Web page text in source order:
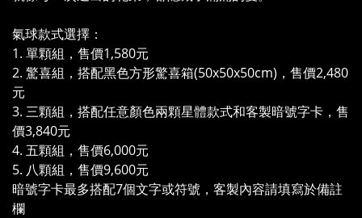
氣球款式選擇：
1. 單顆組，售價1,580元
2. 驚喜組，搭配黑色方形驚喜箱(50x50x50cm)，售價2,480
元
3. 三顆組，搭配任意顏色兩顆星體款式和客製暗號字卡，售
價3,840元
4. 五顆組，售價6,000元
5. 八顆組，售價9,600元
暗號字卡最多搭配7個文字或符號，客製內容請填寫於備註
欄